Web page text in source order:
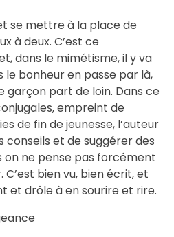
se mettre à la place de
à deux. C’est ce
dans le mimétisme, il y va
le bonheur en passe par là,
garçon part de loin. Dans ce
empreint de
de fin de jeunesse, l’auteur
conseils et de suggérer des
on ne pense pas forcément
bien vu, bien écrit, et
et drôle à en sourire et rire.